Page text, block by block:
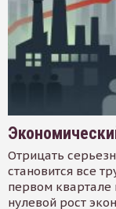
Отрицать
становится все
первом квартале
нулевой рост